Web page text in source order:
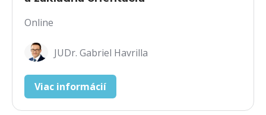
Online
JUDr. Gabriel Havrilla
Viac informácií